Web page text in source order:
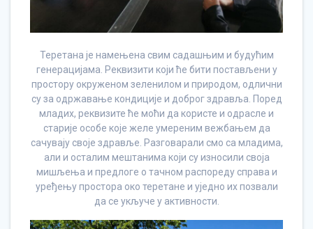
Теретана је намењена свим садашњим и будућим
генерацијама. Реквизити који ће бити постављени у
простору окруженом зеленилом и природом, одлични
су за одржавање кондиције и доброг здравља. Поред
младих, реквизите ће моћи да користе и одрасле и
старије особе које желе умереним вежбањем да
сачувају своје здравље. Разговарали смо са младима,
али и осталим мештанима који су износили своја
мишљења и предлоге о тачном распореду справа и
уређењу простора око теретане и уједно их позвали
да се укључе у активности.